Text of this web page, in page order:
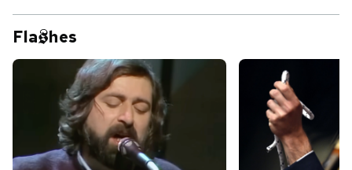
Fla hes